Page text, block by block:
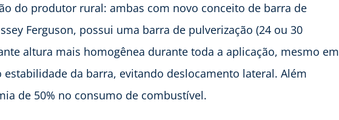
do produtor rural: ambas com novo conceito de barra de
Ferguson, possui uma barra de pulverização (24 ou 30
altura mais homogênea durante toda a aplicação, mesmo em
da barra, evitando deslocamento lateral. Além
de 50% no consumo de combustível.